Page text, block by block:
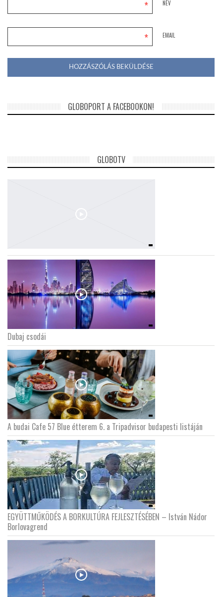
NÉV
*
EMAIL
*
GLOBOPORT A FACEBOOKON!
GLOBOTV
Dubaj csodái
A budai Cafe 57 Blue étterem 6. a Tripadvisor budapesti listáján
EGYÜTTMŰKÖDÉS A BORKULTÚRA FEJLESZTÉSÉBEN – István Nádor
Borlovagrend